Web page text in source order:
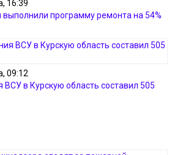
16:39
выполнили программу ремонта на 54%
09:12
в Курскую область составил 505